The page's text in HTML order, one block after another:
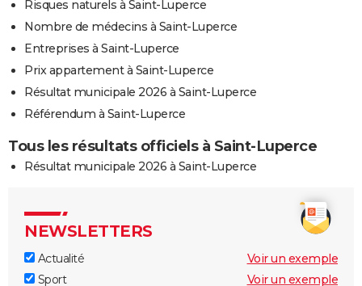
Risques naturels à Saint-Luperce
Nombre de médecins à Saint-Luperce
Entreprises à Saint-Luperce
Prix appartement à Saint-Luperce
Résultat municipale 2026 à Saint-Luperce
Référendum à Saint-Luperce
Tous les résultats officiels à Saint-Luperce
Résultat municipale 2026 à Saint-Luperce
NEWSLETTERS
Actualité
Voir un exemple
Sport
Voir un exemple